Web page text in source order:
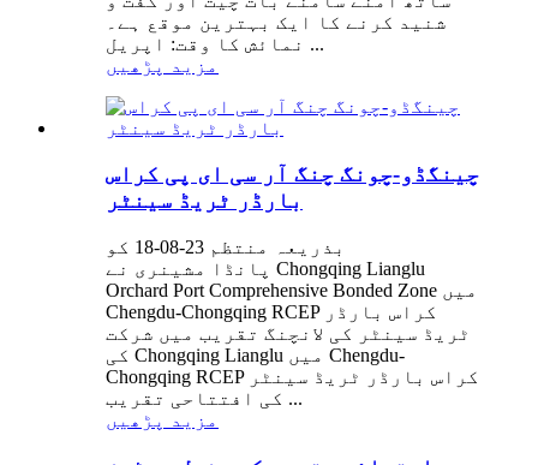
شنید کرنے کا ایک بہترین موقع ہے۔
نمائش کا وقت: اپریل ...
مزید پڑھیں
چینگڈو-چونگ چنگ آر سی ای پی کراس
بارڈر ٹریڈ سینٹر
بذریعہ منتظم 23-08-18 کو
پانڈا مشینری نے Chongqing Lianglu
Orchard Port Comprehensive Bonded Zone میں
Chengdu-Chongqing RCEP کراس بارڈر
ٹریڈ سینٹر کی لانچنگ تقریب میں شرکت
کی Chongqing Lianglu میں Chengdu-
Chongqing RCEP کراس بارڈر ٹریڈ سینٹر
کی افتتاحی تقریب ...
مزید پڑھیں